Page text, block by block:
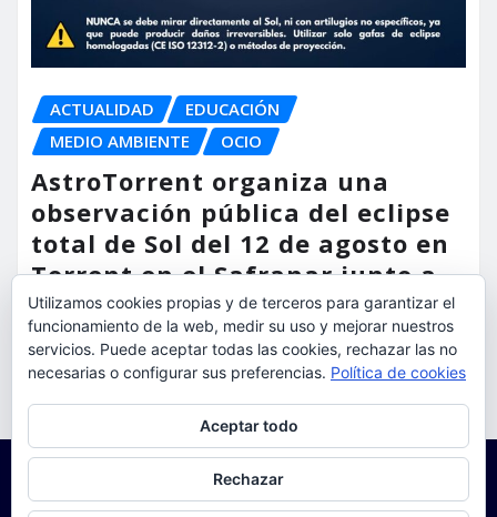
ACTUALIDAD
EDUCACIÓN
MEDIO AMBIENTE
OCIO
AstroTorrent organiza una
observación pública del eclipse
total de Sol del 12 de agosto en
Torrent en el Safranar junto a
las vías del AVE
torrent al dia Ago 5, 2026
Utilizamos cookies propias y de terceros para garantizar el
funcionamiento de la web, medir su uso y mejorar nuestros
servicios. Puede aceptar todas las cookies, rechazar las no
necesarias o configurar sus preferencias. Política de cookies
Aceptar todo
Rechazar
Para obtener más información, incluido cómo gestionar las cookies,